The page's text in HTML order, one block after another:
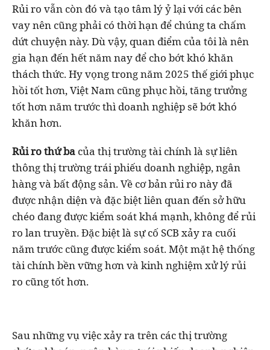
Rủi ro vẫn còn đó và tạo tâm lý ỷ lại với các bên
vay nên cũng phải có thời hạn để chúng ta chấm
dứt chuyện này. Dù vậy, quan điểm của tôi là nên
gia hạn đến hết năm nay để cho bớt khó khăn
thách thức. Hy vọng trong năm 2025 thế giới phục
hồi tốt hơn, Việt Nam cũng phục hồi, tăng trưởng
tốt hơn năm trước thì doanh nghiệp sẽ bớt khó
khăn hơn.
Rủi ro thứ ba của thị trường tài chính là sự liên
thông thị trường trái phiếu doanh nghiệp, ngân
hàng và bất động sản. Về cơ bản rủi ro này đã
được nhận diện và đặc biệt liên quan đến sở hữu
chéo đang được kiểm soát khá mạnh, không để rủi
ro lan truyền. Đặc biệt là sự cố SCB xảy ra cuối
năm trước cũng được kiểm soát. Một mặt hệ thống
tài chính bền vững hơn và kinh nghiệm xử lý rủi
ro cũng tốt hơn.
Sau những vụ việc xảy ra trên các thị trường